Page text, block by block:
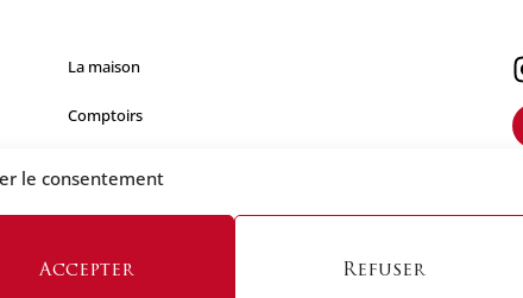
le consentement
Accepter Refuser
La maison
Comptoirs